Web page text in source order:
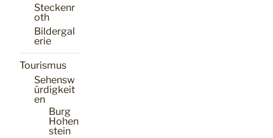
Steckenr
oth
Bildergal
erie
Tourismus
Sehensw
ürdigkeit
en
Burg
Hohen
stein